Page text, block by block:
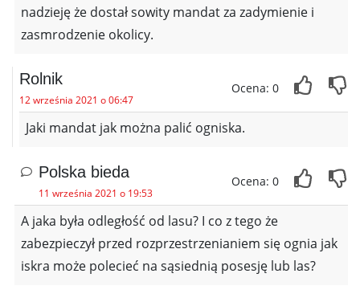
nadzieję że dostał sowity mandat za zadymienie i
zasmrodzenie okolicy.
Rolnik
12 września 2021 o 06:47
Ocena: 0
Jaki mandat jak można palić ogniska.
Polska bieda
11 września 2021 o 19:53
Ocena: 0
A jaka była odległość od lasu? I co z tego że
zabezpieczył przed rozprzestrzenianiem się ognia jak
iskra może polecieć na sąsiednią posesję lub las?